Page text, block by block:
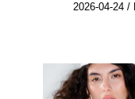
2026-04-24 /